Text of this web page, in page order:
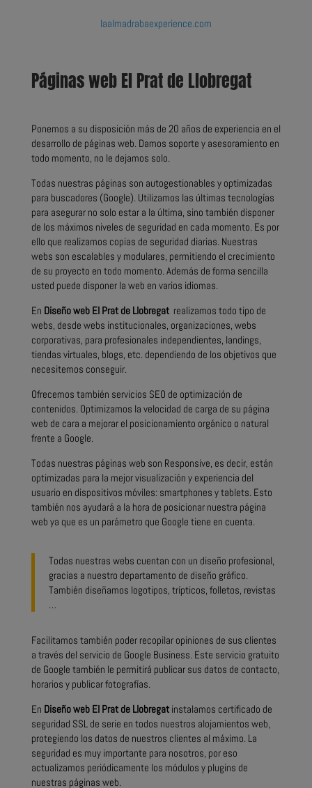
laalmadrabaexperience.com
Páginas web El Prat de Llobregat
Ponemos a su disposición más de 20 años de experiencia en el
desarrollo de páginas web. Damos soporte y asesoramiento en
todo momento, no le dejamos solo.
Todas nuestras páginas son autogestionables y optimizadas
para buscadores (Google). Utilizamos las últimas tecnologías
para asegurar no solo estar a la última, sino también disponer
de los máximos niveles de seguridad en cada momento. Es por
ello que realizamos copias de seguridad diarias. Nuestras
webs son escalables y modulares, permitiendo el crecimiento
de su proyecto en todo momento. Además de forma sencilla
usted puede disponer la web en varios idiomas.
En Diseño web El Prat de Llobregat realizamos todo tipo de
webs, desde webs institucionales, organizaciones, webs
corporativas, para profesionales independientes, landings,
tiendas virtuales, blogs, etc. dependiendo de los objetivos que
necesitemos conseguir.
Ofrecemos también servicios SEO de optimización de
contenidos. Optimizamos la velocidad de carga de su página
web de cara a mejorar el posicionamiento orgánico o natural
frente a Google.
Todas nuestras páginas web son Responsive, es decir, están
optimizadas para la mejor visualización y experiencia del
usuario en dispositivos móviles: smartphones y tablets. Esto
también nos ayudará a la hora de posicionar nuestra página
web ya que es un parámetro que Google tiene en cuenta.
Todas nuestras webs cuentan con un diseño profesional,
gracias a nuestro departamento de diseño gráfico.
También diseñamos logotipos, trípticos, folletos, revistas
…
Facilitamos también poder recopilar opiniones de sus clientes
a través del servicio de Google Business. Este servicio gratuito
de Google también le permitirá publicar sus datos de contacto,
horarios y publicar fotografías.
En Diseño web El Prat de Llobregat instalamos certificado de
seguridad SSL de serie en todos nuestros alojamientos web,
protegiendo los datos de nuestros clientes al máximo. La
seguridad es muy importante para nosotros, por eso
actualizamos periódicamente los módulos y plugins de
nuestras páginas web.